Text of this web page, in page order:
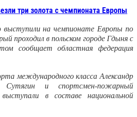
три золота с чемпионата Европы
выступили на чемпионате Европы по
проходил в польском городе Гдыня с
сообщает областная федерация
международного класса Александр
Сутягин и спортсмен-пожарный
выступали в составе национальной